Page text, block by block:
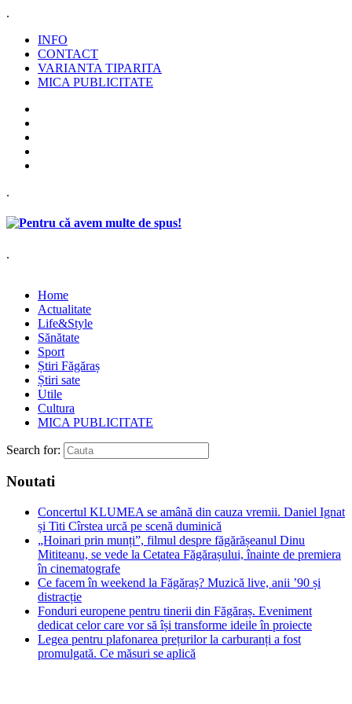
.
INFO
CONTACT
VARIANTA TIPARITA
MICA PUBLICITATE
.
.
Home
Actualitate
Life&Style
Sănătate
Sport
Știri Făgăraș
Știri sate
Utile
Cultura
MICA PUBLICITATE
Search for:
Noutati
Concertul KLUMEA se amână din cauza vremii. Daniel Ignat
și Titi Cîrstea urcă pe scenă duminică
„Hoinari prin munți”, filmul despre făgărășeanul Dinu
Mititeanu, se vede la Cetatea Făgărașului, înainte de premiera
în cinematografe
Ce facem în weekend la Făgăraș? Muzică live, anii ’90 și
distracție
Fonduri europene pentru tinerii din Făgăraș. Eveniment
dedicat celor care vor să își transforme ideile în proiecte
Legea pentru plafonarea prețurilor la carburanți a fost
promulgată. Ce măsuri se aplică